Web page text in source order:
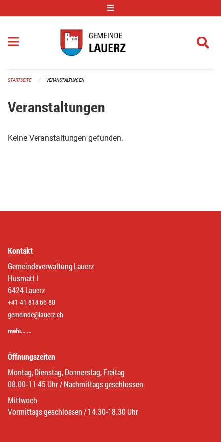
STARTSEITE VERANSTALTUNGEN
Veranstaltungen
Keine Veranstaltungen gefunden.
Kontakt
Gemeindeverwaltung Lauerz
Husmatt 1
6424 Lauerz
+41 41 818 66 88
gemeinde@lauerz.ch
mehr… …
Öffnungszeiten
Montag, Dienstag, Donnerstag, Freitag
08.00-11.45 Uhr / Nachmittags geschlossen
Mittwoch
Vormittags geschlossen / 14.30-18.30 Uhr